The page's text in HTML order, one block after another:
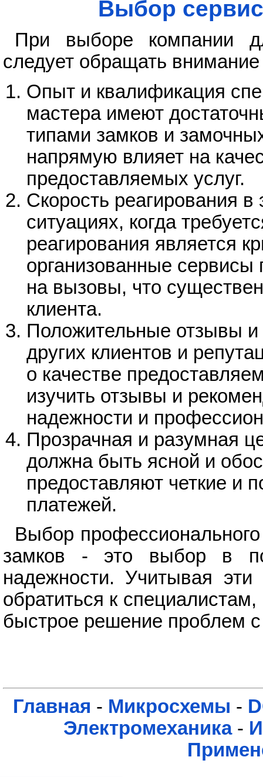
Выбор
При выборе компании
следует обращать
Опыт и квалификация
мастера имеют
типами замков и
напрямую влияет на
предоставляемых услуг.
Скорость реагирования
ситуациях, когда
реагирования является
организованные сервисы
на вызовы, что
клиента.
Положительные отзывы
других клиентов и
о качестве
изучить отзывы и
надежности и
Прозрачная и разумная
должна быть ясной и
предоставляют четкие и
платежей.
Выбор
замков - это выбор в
надежности. Учитывая
обратиться к
быстрое решение проблем
Главная - Микросхемы -
Электромеханика-